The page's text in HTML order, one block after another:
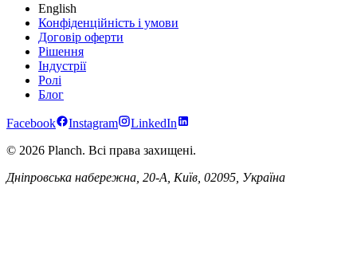
English
Конфіденційність і умови
Договір оферти
Рішення
Індустрії
Ролі
Блог
Facebook Instagram
LinkedIn
© 2026 Planch. Всі права захищені.
Дніпровська набережна, 20-А, Київ, 02095, Україна